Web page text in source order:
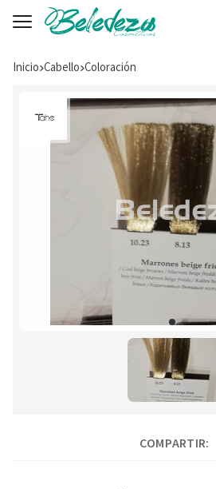
Inicio cabello coloración
COMPARTIR: